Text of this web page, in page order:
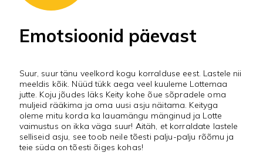
Emotsioonid päevast
Suur, suur tänu veelkord kogu korralduse eest. Lastele nii
meeldis kõik. Nüüd tükk aega veel kuuleme Lottemaa
jutte. Koju jõudes läks Keity kohe õue sõpradele oma
muljeid rääkima ja oma uusi asju näitama. Keityga
oleme mitu korda ka lauamängu mänginud ja Lotte
vaimustus on ikka väga suur! Aitäh, et korraldate lastele
selliseid asju, see toob neile tõesti palju-palju rõõmu ja
teie süda on tõesti õiges kohas!